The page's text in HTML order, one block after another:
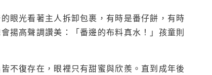
眼光看著主人拆卸包裹，有時是番仔餅，有時
揚高聲調讚美 ：「番邊的布料真水！」孩童則
不復存在，眼裡只有甜蜜與欣羨。直到成年後